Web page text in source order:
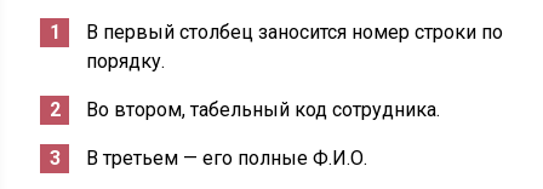
В первый столбец заносится номер строки по
порядку.
Во втором, табельный код сотрудника.
В третьем — его полные Ф.И.О.